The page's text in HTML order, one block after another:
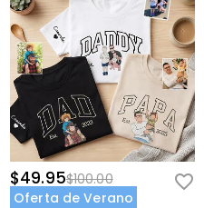
$49.95$100.00
Oferta de Verano